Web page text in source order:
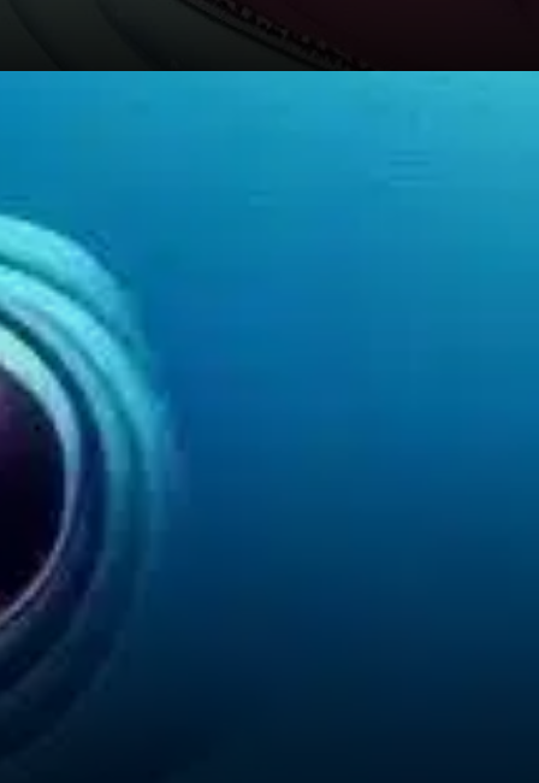
Si PEPE échoue à franchir
cette résistance, une
correction pourrait s’en suivre.
Les prix pourraient reculer
vers des moyennes mobiles
importantes ou trouver un
support à des…